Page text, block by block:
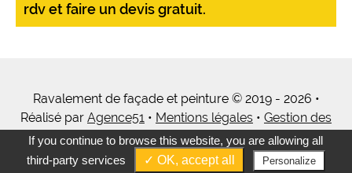
rdv et faire un devis gratuit.
Ravalement de façade et peinture © 2019 - 2026 •
Réalisé par Agence51 • Mentions légales • Gestion des
cookies•Tous mes services
If you continue to browse this website, you are allowing all
third-party services
✓ OK, accept all Personalize